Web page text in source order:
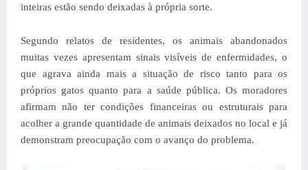
inteiras estão sendo deixadas à própria sorte.
Segundo relatos de residentes, os animais abandonados
muitas vezes apresentam sinais visíveis de enfermidades, o
que agrava ainda mais a situação de risco tanto para os
próprios gatos quanto para a saúde pública. Os moradores
afirmam não ter condições financeiras ou estruturais para
acolher a grande quantidade de animais deixados no local e já
demonstram preocupação com o avanço do problema.